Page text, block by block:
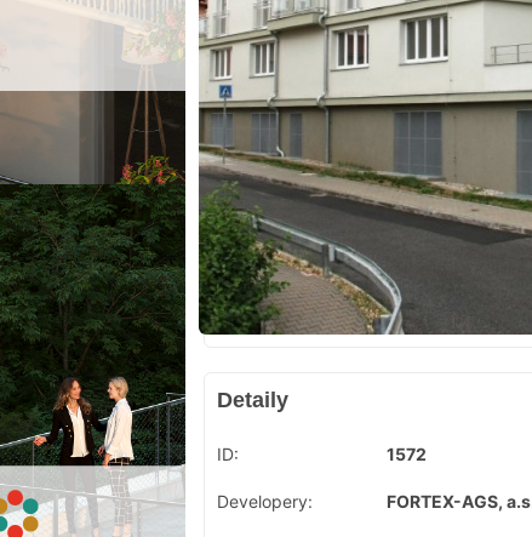
Detaily
ID: 1572
Developery: FORTEX-AGS,